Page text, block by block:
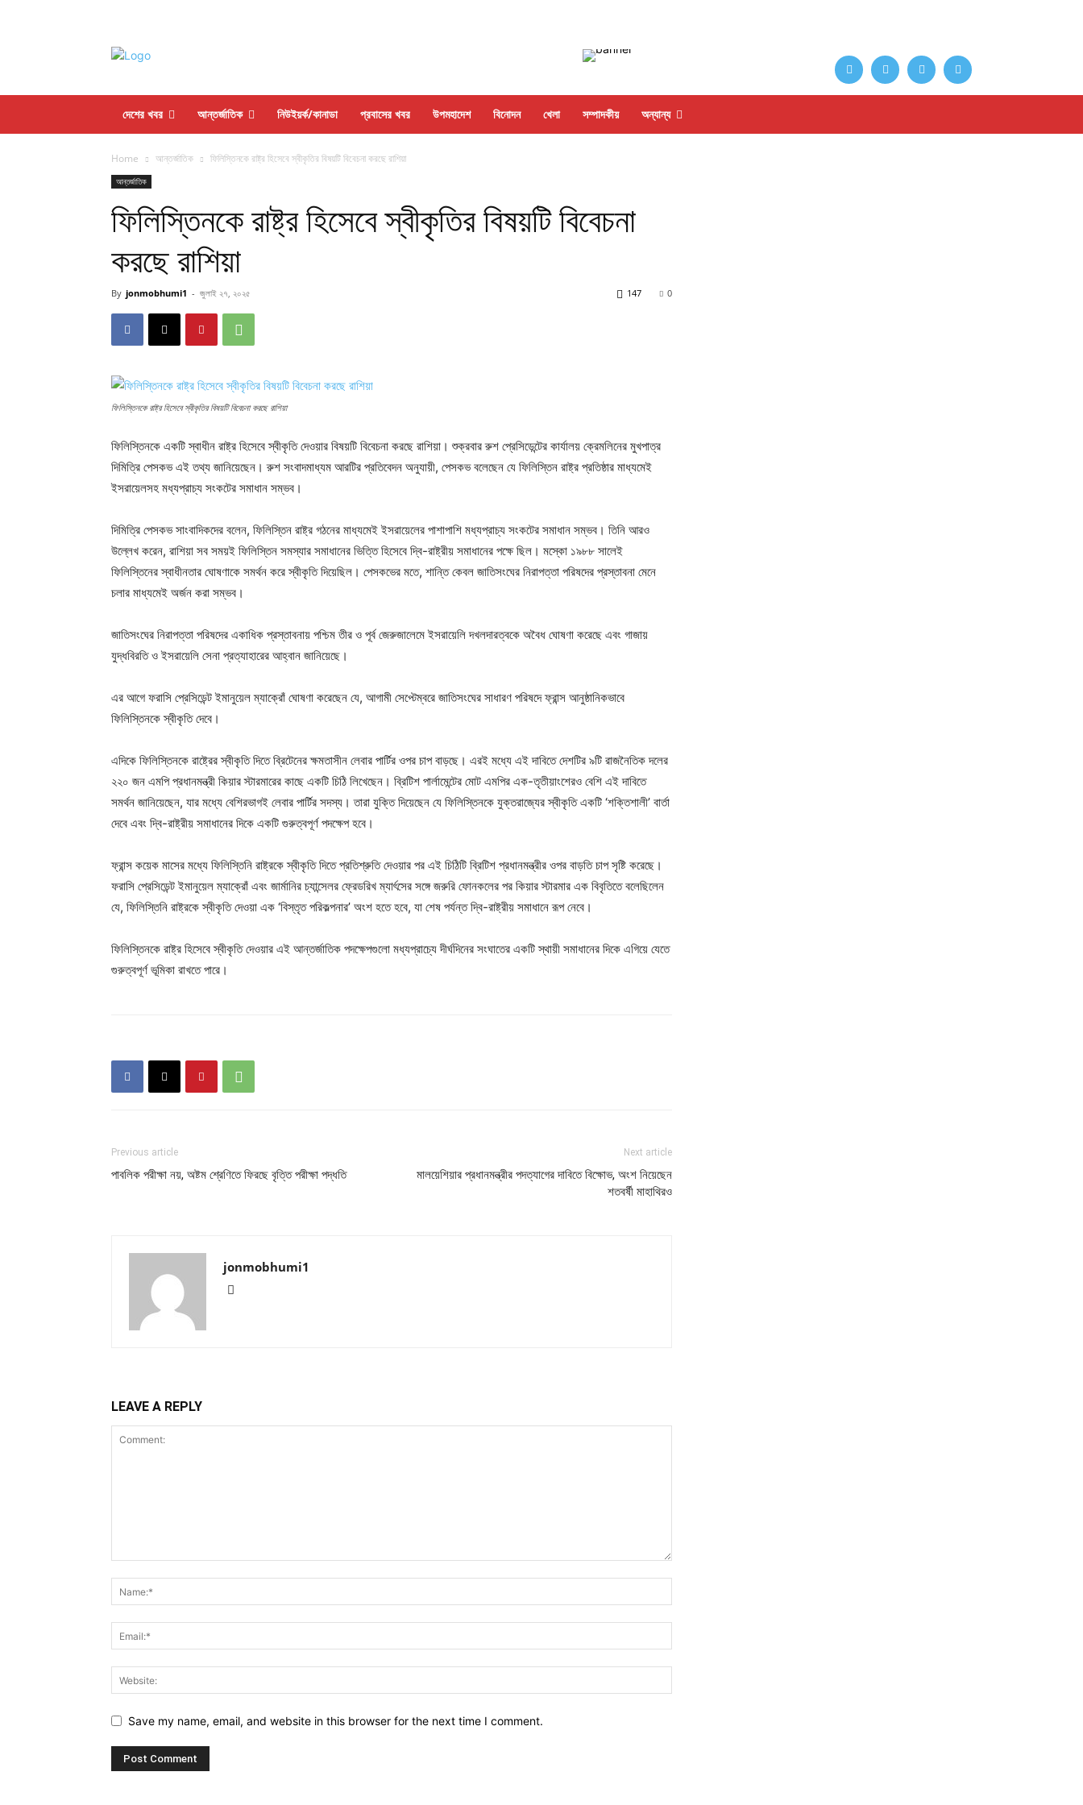
দেশের খবর আন্তর্জাতিক নিউইয়র্ক/কানাডা প্রবাসের খবর উপমহাদেশ বিনোদন খেলা সম্পাদকীয় অন্যান্য
Home আন্তর্জাতিক ফিলিস্তিনকে রাষ্ট্র হিসেবে স্বীকৃতির বিষয়টি বিবেচনা করছে রাশিয়া
আন্তর্জাতিক
ফিলিস্তিনকে রাষ্ট্র হিসেবে স্বীকৃতির বিষয়টি বিবেচনা
করছে রাশিয়া
By jonmobhumi1 - জুলাই ২৭, ২০২৫ 0
147
ফিলিস্তিনকে রাষ্ট্র হিসেবে স্বীকৃতির বিষয়টি বিবেচনা করছে রাশিয়া
ফিলিস্তিনকে একটি স্বাধীন রাষ্ট্র হিসেবে স্বীকৃতি দেওয়ার বিষয়টি বিবেচনা করছে রাশিয়া। শুক্রবার রুশ প্রেসিডেন্টের কার্যালয় ক্রেমলিনের মুখপাত্র
দিমিত্রি পেসকভ এই তথ্য জানিয়েছেন। রুশ সংবাদমাধ্যম আরটির প্রতিবেদন অনুযায়ী, পেসকভ বলেছেন যে ফিলিস্তিন রাষ্ট্র প্রতিষ্ঠার মাধ্যমেই
ইসরায়েলসহ মধ্যপ্রাচ্য সংকটের সমাধান সম্ভব।
দিমিত্রি পেসকভ সাংবাদিকদের বলেন, ফিলিস্তিন রাষ্ট্র গঠনের মাধ্যমেই ইসরায়েলের পাশাপাশি মধ্যপ্রাচ্য সংকটের সমাধান সম্ভব। তিনি আরও
উল্লেখ করেন, রাশিয়া সব সময়ই ফিলিস্তিন সমস্যার সমাধানের ভিত্তি হিসেবে দ্বি-রাষ্ট্রীয় সমাধানের পক্ষে ছিল। মস্কো ১৯৮৮ সালেই
ফিলিস্তিনের স্বাধীনতার ঘোষণাকে সমর্থন করে স্বীকৃতি দিয়েছিল। পেসকভের মতে, শান্তি কেবল জাতিসংঘের নিরাপত্তা পরিষদের প্রস্তাবনা মেনে
চলার মাধ্যমেই অর্জন করা সম্ভব।
জাতিসংঘের নিরাপত্তা পরিষদের একাধিক প্রস্তাবনায় পশ্চিম তীর ও পূর্ব জেরুজালেমে ইসরায়েলি দখলদারত্বকে অবৈধ ঘোষণা করেছে এবং গাজায়
যুদ্ধবিরতি ও ইসরায়েলি সেনা প্রত্যাহারের আহ্বান জানিয়েছে।
এর আগে ফরাসি প্রেসিডেন্ট ইমানুয়েল ম্যাক্রোঁ ঘোষণা করেছেন যে, আগামী সেপ্টেম্বরে জাতিসংঘের সাধারণ পরিষদে ফ্রান্স আনুষ্ঠানিকভাবে
ফিলিস্তিনকে স্বীকৃতি দেবে।
এদিকে ফিলিস্তিনকে রাষ্ট্রের স্বীকৃতি দিতে ব্রিটেনের ক্ষমতাসীন লেবার পার্টির ওপর চাপ বাড়ছে। এরই মধ্যে এই দাবিতে দেশটির ৯টি রাজনৈতিক দলের
২২০ জন এমপি প্রধানমন্ত্রী কিয়ার স্টারমারের কাছে একটি চিঠি লিখেছেন। ব্রিটিশ পার্লামেন্টের মোট এমপির এক-তৃতীয়াংশেরও বেশি এই দাবিতে
সমর্থন জানিয়েছেন, যার মধ্যে বেশিরভাগই লেবার পার্টির সদস্য। তারা যুক্তি দিয়েছেন যে ফিলিস্তিনকে যুক্তরাজ্যের স্বীকৃতি একটি ‘শক্তিশালী’ বার্তা
দেবে এবং দ্বি-রাষ্ট্রীয় সমাধানের দিকে একটি গুরুত্বপূর্ণ পদক্ষেপ হবে।
ফ্রান্স কয়েক মাসের মধ্যে ফিলিস্তিনি রাষ্ট্রকে স্বীকৃতি দিতে প্রতিশ্রুতি দেওয়ার পর এই চিঠিটি ব্রিটিশ প্রধানমন্ত্রীর ওপর বাড়তি চাপ সৃষ্টি করেছে।
ফরাসি প্রেসিডেন্ট ইমানুয়েল ম্যাক্রোঁ এবং জার্মানির চ্যান্সেলর ফ্রেডরিখ ম্যার্ৎসের সঙ্গে জরুরি ফোনকলের পর কিয়ার স্টারমার এক বিবৃতিতে বলেছিলেন
যে, ফিলিস্তিনি রাষ্ট্রকে স্বীকৃতি দেওয়া এক ‘বিস্তৃত পরিকল্পনার’ অংশ হতে হবে, যা শেষ পর্যন্ত দ্বি-রাষ্ট্রীয় সমাধানে রূপ নেবে।
ফিলিস্তিনকে রাষ্ট্র হিসেবে স্বীকৃতি দেওয়ার এই আন্তর্জাতিক পদক্ষেপগুলো মধ্যপ্রাচ্যে দীর্ঘদিনের সংঘাতের একটি স্থায়ী সমাধানের দিকে এগিয়ে যেতে
গুরুত্বপূর্ণ ভূমিকা রাখতে পারে।
Previous article
পাবলিক পরীক্ষা নয়, অষ্টম শ্রেণিতে ফিরছে বৃত্তি পরীক্ষা পদ্ধতি
Next article
মালয়েশিয়ার প্রধানমন্ত্রীর পদত্যাগের দাবিতে বিক্ষোভ, অংশ নিয়েছেন
শতবর্ষী মাহাথিরও
jonmobhumi1
LEAVE A REPLY
Save my name, email, and website in this browser for the next time I comment.